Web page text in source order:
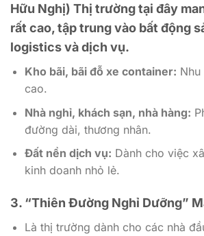
Hữu Nghị) Thị trường tại đây
rất cao, tập trung vào bất động
logistics và dịch vụ.
Kho bãi, bãi đỗ xe container:
cao.
Nhà nghỉ, khách sạn, nhà hàng:
đường dài, thương nhân.
Đất nền dịch vụ: Dành cho việc
kinh doanh nhỏ lẻ.
3. “Thiên Đường Nghỉ Dưỡng”
Là thị trường dành cho các nhà